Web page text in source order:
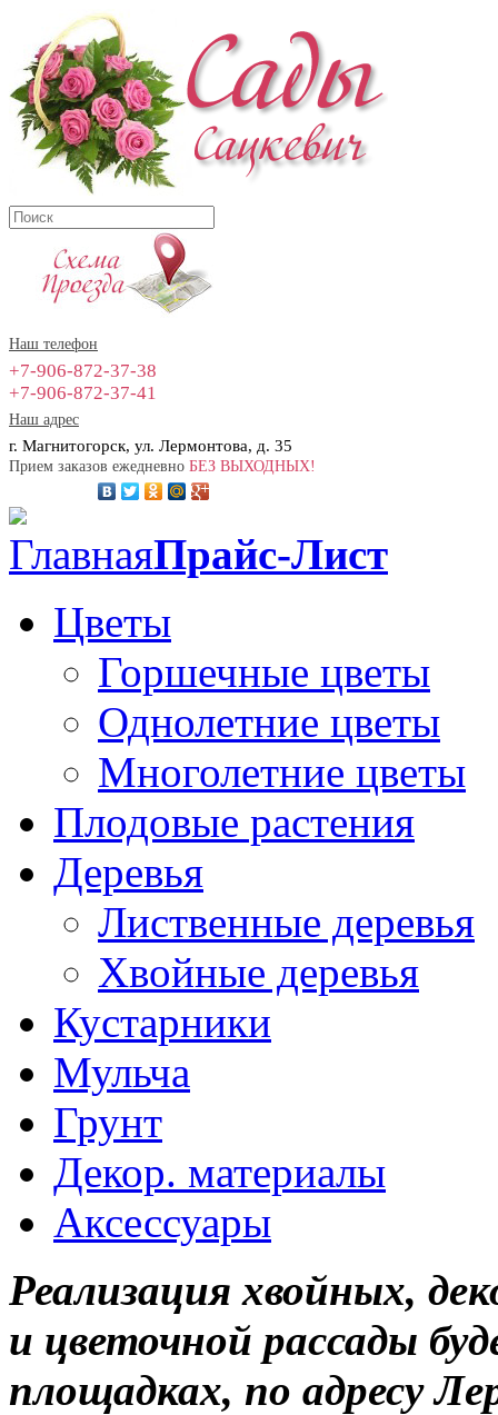
Наш телефон
+7-906-872-37-38
+7-906-872-37-41
Наш адрес
г. Магнитогорск, ул. Лермонтова, д. 35
Прием заказов ежедневно БЕЗ ВЫХОДНЫХ!
ГлавнаяПрайс-Лист
Цветы
Горшечные цветы
Однолетние цветы
Многолетние цветы
Плодовые растения
Деревья
Лиственные деревья
Хвойные деревья
Кустарники
Мульча
Грунт
Декор. материалы
Аксессуары
Реализация хвойных,
и цветочной рассады
площадках, по адресу